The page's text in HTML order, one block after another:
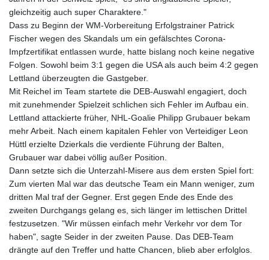
KES 128.597147
KHR
4053.492944
KRW
1423.539829
KWD 0.30966
KYD 0.833171
KZT 468.495939
22589.41952
89528.70601
LKR 335.825291
LRD 180.459725
LSL 16.307022
LTL 2.95274
gleichzeitig auch super Charaktere."
Dass zu Beginn der WM-Vorbereitung Erfolgstrainer Patrick
Fischer wegen des Skandals um ein gefälschtes Corona-
Impfzertifikat entlassen wurde, hatte bislang noch keine negative
Folgen. Sowohl beim 3:1 gegen die USA als auch beim 4:2 gegen
Lettland überzeugten die Gastgeber.
Mit Reichel im Team startete die DEB-Auswahl engagiert, doch
mit zunehmender Spielzeit schlichen sich Fehler im Aufbau ein.
Lettland attackierte früher, NHL-Goalie Philipp Grubauer bekam
mehr Arbeit. Nach einem kapitalen Fehler von Verteidiger Leon
Hüttl erzielte Dzierkals die verdiente Führung der Balten,
Grubauer war dabei völlig außer Position.
Dann setzte sich die Unterzahl-Misere aus dem ersten Spiel fort:
Zum vierten Mal war das deutsche Team ein Mann weniger, zum
dritten Mal traf der Gegner. Erst gegen Ende des Ende des
zweiten Durchgangs gelang es, sich länger im lettischen Drittel
festzusetzen. "Wir müssen einfach mehr Verkehr vor dem Tor
haben", sagte Seider in der zweiten Pause. Das DEB-Team
drängte auf den Treffer und hatte Chancen, blieb aber erfolglos.